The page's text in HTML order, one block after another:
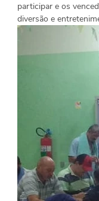
participar e os
diversão e